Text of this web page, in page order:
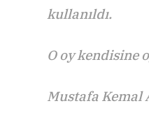
kullanıldı.
O oy kendisine
Mustafa Kemal